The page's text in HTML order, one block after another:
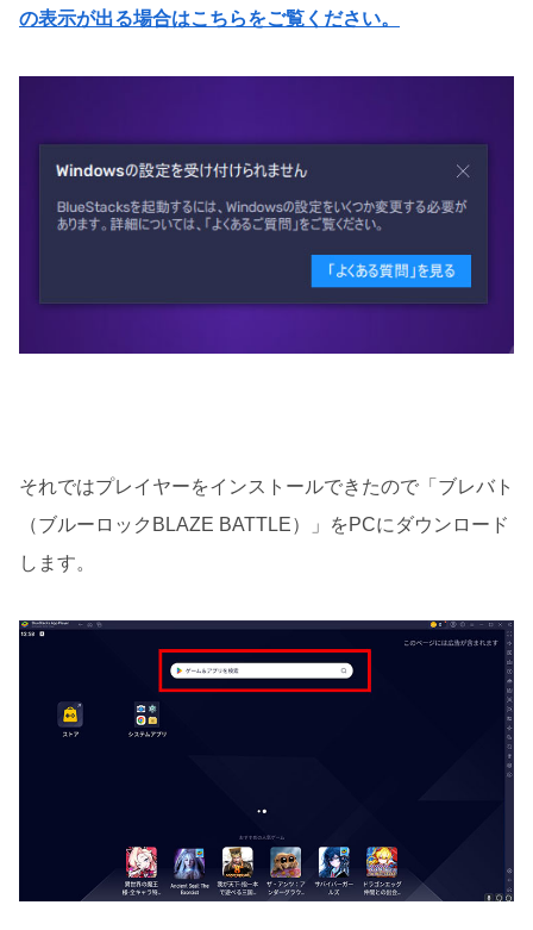
の表示が出る場合はこちらをご覧ください。
それではプレイヤーをインストールできたので「ブレバト
（ブルーロックBLAZE BATTLE）」をPCにダウンロード
します。